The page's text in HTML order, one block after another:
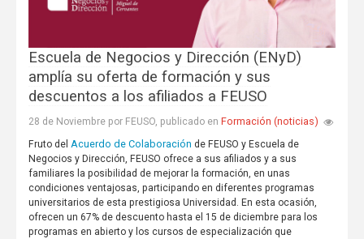
Escuela de Negocios y Dirección (ENyD)
amplía su oferta de formación y sus
descuentos a los afiliados a FEUSO
28 de Noviembre por FEUSO, publicado en Formación (noticias)
Fruto del Acuerdo de Colaboración de FEUSO y Escuela de
Negocios y Dirección, FEUSO ofrece a sus afiliados y a sus
familiares la posibilidad de mejorar la formación, en unas
condiciones ventajosas, participando en diferentes programas
universitarios de esta prestigiosa Universidad. En esta ocasión,
ofrecen un 67% de descuento hasta el 15 de diciembre para los
programas en abierto y los cursos de especialización que